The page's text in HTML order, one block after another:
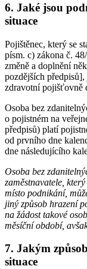
6. Jaké jsou
situace
Pojištěnec, který se
písm. c) zákona č.
změně a doplnění
pozdějších
zdravotní pojišťovně
Osoba bez
o pojistném na
předpisů) platí
od prvního dne
dne následujícího
Osoba bez
zaměstnavatele,
místo podnikání,
jiný způsob hrazení
na žádost takové
měsíční období,
7. Jakým
situace